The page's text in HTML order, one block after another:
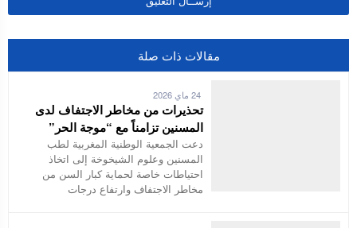
مقالات ذات صلة
24 ماي 2026
تحذيرات من مخاطر الاجتفاف لدى
المسنين تزامناً مع “موجة الحر”
دعت الجمعية الوطنية المغربية لطب
المسنين وعلوم الشيخوخة إلى اتخاذ
احتياطات خاصة لحماية كبار السن من
مخاطر الاجتفاف وارتفاع درجات